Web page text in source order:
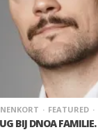
FEATURED
BIJ DNOA FAMILIE.